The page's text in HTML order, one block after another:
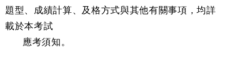
題型、成績計算、及格方式與其他有關事項，均詳
載於本考試
應考須知。